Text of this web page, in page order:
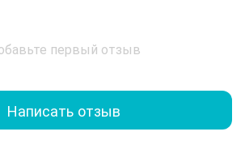
первый отзыв
Написать отзыв